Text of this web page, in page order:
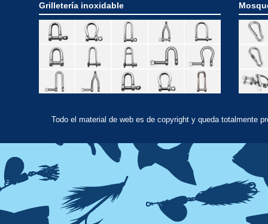
Grilletería inoxidable
Todo el material de web es de copyright y queda totalmente